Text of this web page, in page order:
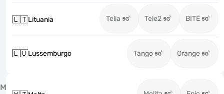
🇱🇹Lituania Telia Tele2 BITĖ
🇱🇺Lussemburgo Tango Orange
M